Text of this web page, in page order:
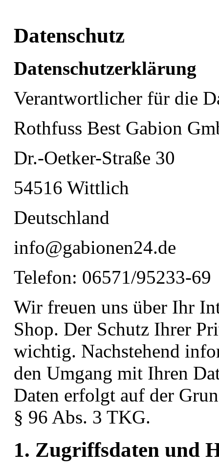
Datenschutz
Datenschutzerklärung
Verantwortlicher für die
Rothfuss Best Gabion
Dr.-Oetker-Straße 30
54516 Wittlich
Deutschland
info@gabionen24.de
Telefon: 06571/95233-69
Wir freuen uns über Ihr
Shop. Der Schutz Ihrer
wichtig. Nachstehend
den Umgang mit Ihren
Daten erfolgt auf der
§ 96 Abs. 3 TKG.
1. Zugriffsdaten und